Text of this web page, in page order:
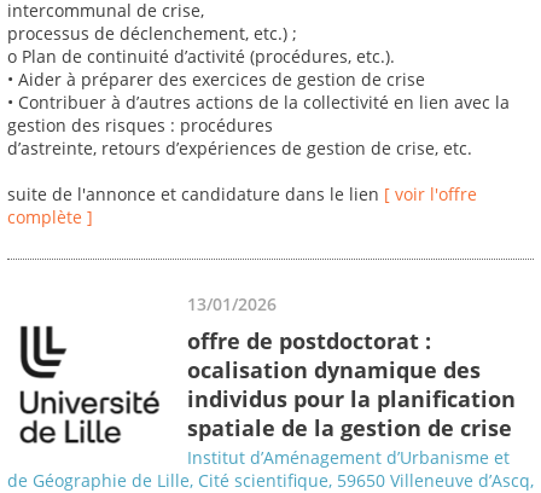
intercommunal de crise,
processus de déclenchement, etc.) ;
o Plan de continuité d’activité (procédures, etc.).
• Aider à préparer des exercices de gestion de crise
• Contribuer à d’autres actions de la collectivité en lien avec la
gestion des risques : procédures
d’astreinte, retours d’expériences de gestion de crise, etc.
suite de l'annonce et candidature dans le lien [ voir l'offre
complète ]
13/01/2026
offre de postdoctorat :
ocalisation dynamique des
individus pour la planification
spatiale de la gestion de crise
Institut d’Aménagement d’Urbanisme et
de Géographie de Lille, Cité scientifique, 59650 Villeneuve d’Ascq,